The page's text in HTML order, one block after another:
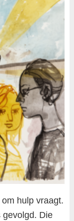
hulp vraagt.
gevolgd. Die